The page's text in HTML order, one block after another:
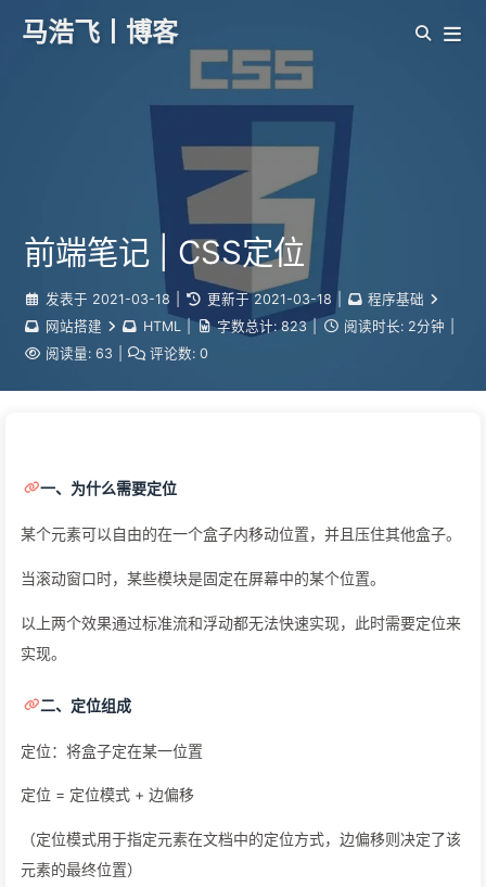
马浩飞丨博客
前端笔记 | CSS定位
发表于 2021-03-18 更新于 2021-03-18 |
程序基础
网站搭建
HTML 字数总计: 823 阅读时长: 2分钟
阅读量: 63 评论数: 0
一、为什么需要定位
某个元素可以自由的在一个盒子内移动位置，并且压住其他盒子。
当滚动窗口时，某些模块是固定在屏幕中的某个位置。
以上两个效果通过标准流和浮动都无法快速实现，此时需要定位来
实现。
二、定位组成
定位：将盒子定在某一位置
定位 = 定位模式 + 边偏移
（定位模式用于指定元素在文档中的定位方式，边偏移则决定了该
元素的最终位置）